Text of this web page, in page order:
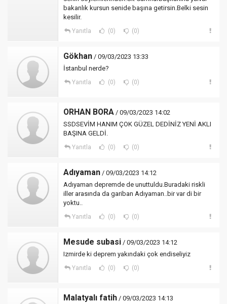
bakanlık kursun senide başına getirsin.Belki sesin
kesilir.
Yanıtla (0) (0)
Gökhan / 09/03/2023 13:33
İstanbul nerde?
Yanıtla (0) (0)
ORHAN BORA / 09/03/2023 14:02
SSDSEVİM HANIM ÇOK GÜZEL DEDİNİZ YENİ AKLI
BAŞINA GELDİ.
Yanıtla (0) (0)
Adıyaman / 09/03/2023 14:12
Adıyaman depremde de unuttuldu.Buradaki riskli
iller arasında da gariban Adıyaman..bir var di bir
yoktu..
Yanıtla (0) (0)
Mesude subasi / 09/03/2023 14:12
Izmirde ki deprem yakındaki çok endiseliyiz
Yanıtla (0) (0)
Malatyalı fatih / 09/03/2023 14:13